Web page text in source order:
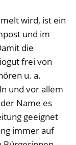
wird, ist ein
und im
die
frei von
u. a.
und vor allem
Name es
geeignet
immer auf